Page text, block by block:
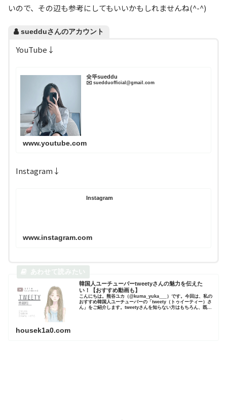
いので、その辺も参考にしてもいいかもしれませんね(^-^)
suedduさんのアカウント
YouTube↓
슛뚜sueddu
✉️ suedduofficial@gmail.com
www.youtube.com
Instagram↓
Instagram
www.instagram.com
韓国人ユーチューバーtweetyさんの魅力を伝えた
い！【おすすめ動画も】
こんにちは。熊谷ユカ（@kuma_yuka___）です。今回は、私の
おすすめ韓国人ユーチューバーの「tweety（トゥイーティー）さ
ん」をご紹介します。tweetyさんを知らない方はもちろん、既に
housek1a0.com